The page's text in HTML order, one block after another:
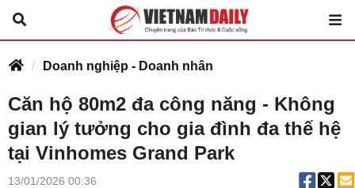
Doanh nghiệp - Doanh nhân
Căn hộ 80m2 đa công năng - Không
gian lý tưởng cho gia đình đa thế hệ
tại Vinhomes Grand Park
13/01/2026 00:36